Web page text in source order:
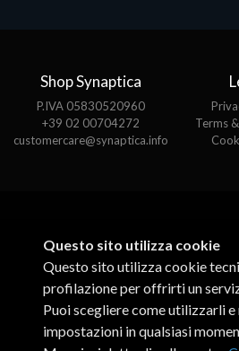
Shop Synaptica
P.IVA 05830520960
+39 02 00704272
customercare@synaptica.info
Terms
Questo sito utilizza cookie
Questo sito utilizza cookie
profilazione per offrirti un
Puoi scegliere come utilizzarli
impostazioni in qualsiasi